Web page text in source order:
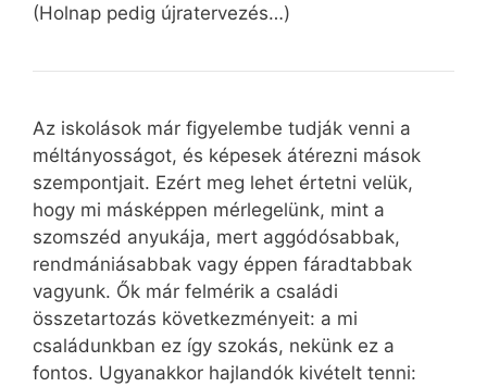
(Holnap pedig újratervezés…)
Az iskolások már figyelembe tudják venni a
méltányosságot, és képesek átérezni mások
szempontjait. Ezért meg lehet értetni velük,
hogy mi másképpen mérlegelünk, mint a
szomszéd anyukája, mert aggódósabbak,
rendmániásabbak vagy éppen fáradtabbak
vagyunk. Ők már felmérik a családi
összetartozás következményeit: a mi
családunkban ez így szokás, nekünk ez a
fontos. Ugyanakkor hajlandók kivételt tenni: